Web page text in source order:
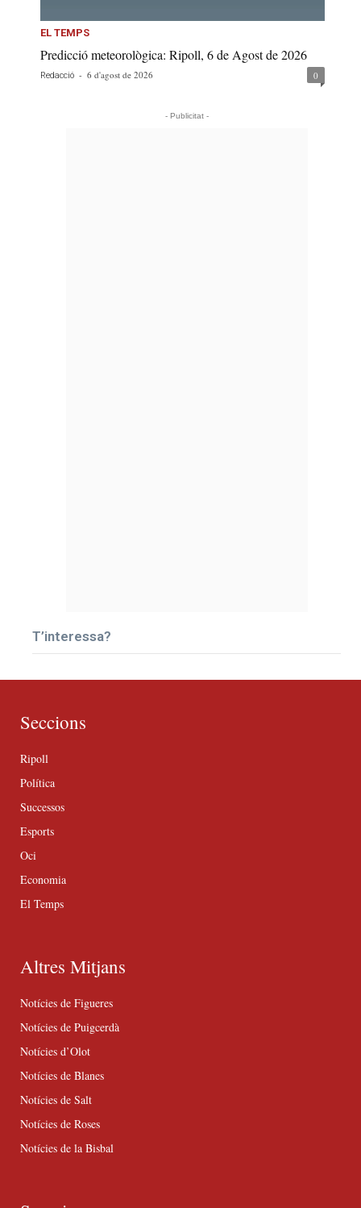
EL TEMPS
Predicció meteorològica: Ripoll, 6 de Agost de 2026
Redacció - 6 d'agost de 2026 0
- Publicitat -
T’interessa?
Seccions
Ripoll
Política
Successos
Esports
Oci
Economia
El Temps
Altres Mitjans
Notícies de Figueres
Notícies de Puigcerdà
Notícies d’Olot
Notícies de Blanes
Notícies de Salt
Notícies de Roses
Notícies de la Bisbal